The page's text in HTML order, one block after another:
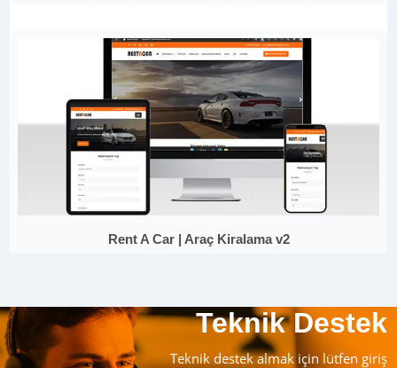
Rent A Car | Araç Kiralama v2
Teknik Destek
Teknik destek almak için lütfen giriş